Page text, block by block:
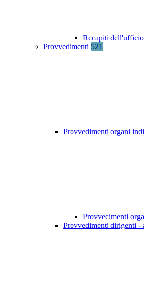
Recapiti dell'ufficio
Provvedimenti 521
Provvedimenti organi
Provvedimenti
Provvedimenti dirigenti -